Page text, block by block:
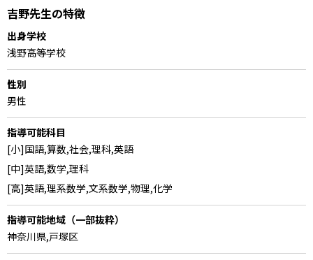
吉野先生の特徴
出身学校
浅野高等学校
性別
男性
指導可能科目
[小]国語,算数,社会,理科,英語
[中]英語,数学,理科
[高]英語,理系数学,文系数学,物理,化学
指導可能地域（一部抜粋）
神奈川県,戸塚区